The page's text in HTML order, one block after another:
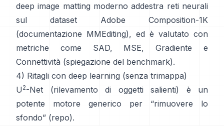
deep image matting moderno addestra reti neurali
sul dataset Adobe Composition-1K
(documentazione MMEditing), ed è valutato con
metriche come
SAD, MSE, Gradiente e
Connettività (spiegazione del benchmark).
4) Ritagli con deep learning (senza trimappa)
U 2-Net (rilevamento di oggetti salienti) è un
potente motore generico per “rimuovere lo
sfondo” (repo).